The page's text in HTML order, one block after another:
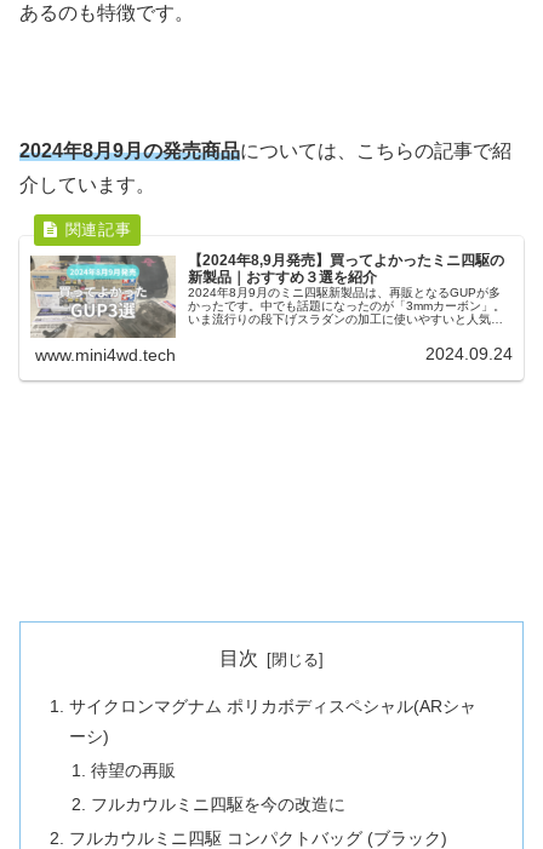
あるのも特徴です。
2024年8月9月の発売商品については、こちらの記事で紹
介しています。
【2024年8,9月発売】買ってよかったミニ四駆の
新製品｜おすすめ３選を紹介
2024年8月9月のミニ四駆新製品は、再販となるGUPが多
かったです。中でも話題になったのが「3mmカーボン」。
いま流行りの段下げスラダンの加工に使いやすいと人気で
www.mini4wd.tech 2024.09.24
目次
サイクロンマグナム ポリカボディスペシャル(ARシャ
ーシ)
待望の再販
フルカウルミニ四駆を今の改造に
フルカウルミニ四駆 コンパクトバッグ (ブラック)